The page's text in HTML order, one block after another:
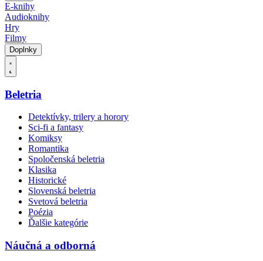
E-knihy
Audioknihy
Hry
Filmy
Doplnky
Beletria
Detektívky, trilery a horory
Sci-fi a fantasy
Komiksy
Romantika
Spoločenská beletria
Klasika
Historické
Slovenská beletria
Svetová beletria
Poézia
Ďalšie kategórie
Náučná a odborná